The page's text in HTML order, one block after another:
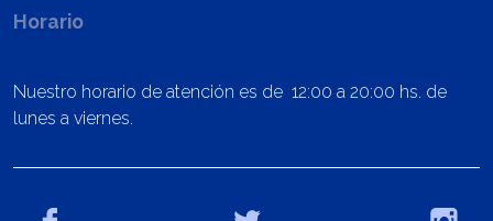
Horario
Nuestro horario de atención es de 12:00 a 20:00 hs. de
lunes a viernes.